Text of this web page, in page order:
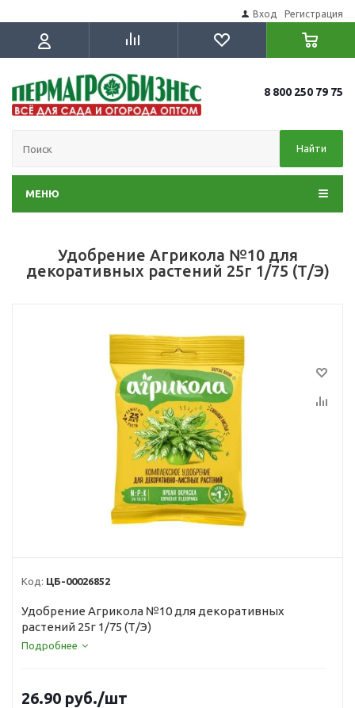
Вход Регистрация
8 800 250 79 75
Найти
МЕНЮ
Удобрение Агрикола №10 для
декоративных растений 25г 1/75 (Т/Э)
Код: ЦБ-00026852
Удобрение Агрикола №10 для декоративных
растений 25г 1/75 (Т/Э)
Подробнее
26.90 руб./шт